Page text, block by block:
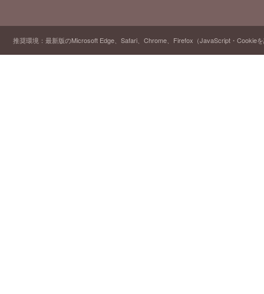
推奨環境：最新版のMicrosoft Edge、Safari、Chrome、Firefox（JavaScript・Cookie